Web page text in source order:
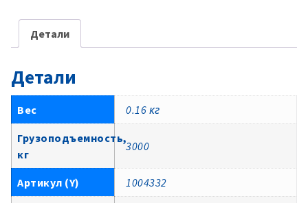
Детали
Детали
Вес 0.16 кг
Грузоподъемность,
кг
3000
Артикул (Y) 1004332